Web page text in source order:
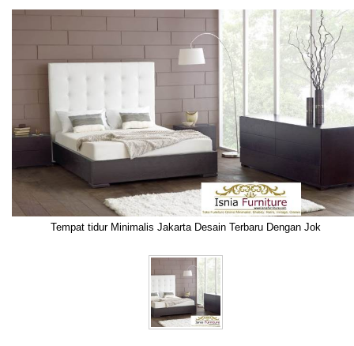
Tempat tidur Minimalis Jakarta Desain Terbaru Dengan Jok